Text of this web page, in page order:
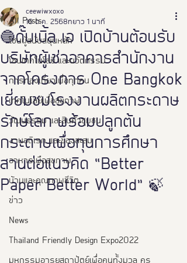
All Posts
โซนผู้สนับสนุนหลัก
โซนเทคโนโลยี และนวัตกรรม
การท่องเที่ยวเพื่อทุกคน
เทคโนโลยีเพื่อสุขภาพ
วัฒนธรรม และสินค้าชุมชน
งานอดิเรก และของสะสม
อาหารเพือสุขภาพ
บ้านและคุณภาพชีวิต
ข่าว
News
Thailand Friendly Design Expo2022
มหกรรมอารยสถาปัตย์เพื่อคนทั้งมวล คร
🔵ดั๊บเบิ้ล เอ เปิดบ้านต้อนรับ
บริษัทผู้เช่าอาคารสำนักงาน
จากโครงการ One Bangkok
เยี่ยมชมโรงงานผลิตกระดาษ
รักษ์โลก พร้อมปลูกต้น
กระดาษเพื่อทุนการศึกษา
สานต่อแนวคิด “Better
Paper Better World” 🍃
ceewiwxoxo
16 ต.ค. 2568
ยาว 1 นาที